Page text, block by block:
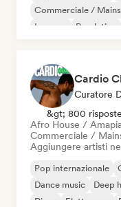
Commerciale /
Iperpop
Pop latino
Cardio
Curatore
&gt; 800
Afro House /
Commerciale /
Aggiungere artisti
Pop internazionale
Dance music
Deep
Disco
Elettropop